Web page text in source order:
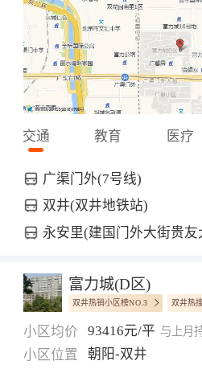
交通 教育 医疗
广渠门外(7号线)
双井(双井地铁站)
富力城(D区)
双井热销小区榜NO.3 双井热
小区均价 93416元/平 与上月
小区位置
朝阳-双井